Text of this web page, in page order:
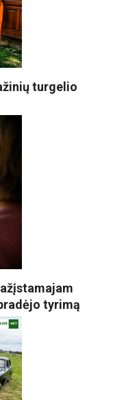
turgelio
tyrimą